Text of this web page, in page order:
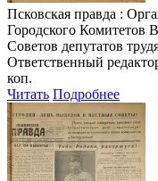
Псковская правда :
Городского Комитетов
Советов депутатов
Ответственный
коп.
Читать Подробнее